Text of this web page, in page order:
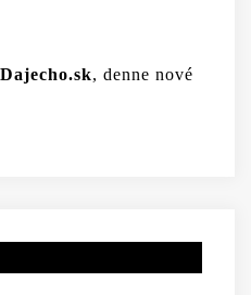
, denne nové